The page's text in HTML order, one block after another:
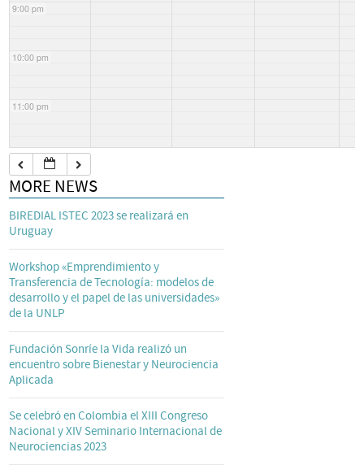
9:00 pm
10:00 pm
11:00 pm
MORE NEWS
BIREDIAL ISTEC 2023 se realizará en
Uruguay
Workshop «Emprendimiento y
Transferencia de Tecnología: modelos de
desarrollo y el papel de las universidades»
de la UNLP
Fundación Sonríe la Vida realizó un
encuentro sobre Bienestar y Neurociencia
Aplicada
Se celebró en Colombia el XIII Congreso
Nacional y XIV Seminario Internacional de
Neurociencias 2023